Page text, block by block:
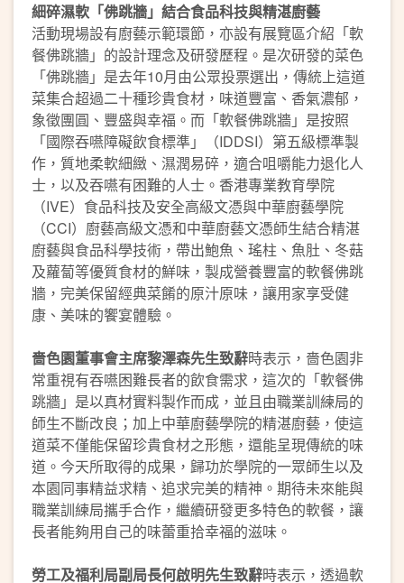
細碎濕軟「佛跳牆」結合食品科技與精湛廚藝
活動現場設有廚藝示範環節，亦設有展覽區介紹「軟
餐佛跳牆」的設計理念及研發歷程。是次研發的菜色
「佛跳牆」是去年10月由公眾投票選出，傳統上這道
菜集合超過二十種珍貴食材，味道豐富、香氣濃郁，
象徵團圓、豐盛與幸福。而「軟餐佛跳牆」是按照
「國際吞嚥障礙飲食標準」（IDDSI）第五級標準製
作，質地柔軟細緻、濕潤易碎，適合咀嚼能力退化人
士，以及吞嚥有困難的人士。香港專業教育學院
（IVE）食品科技及安全高級文憑與中華廚藝學院
（CCI）廚藝高級文憑和中華廚藝文憑師生結合精湛
廚藝與食品科學技術，帶出鮑魚、瑤柱、魚肚、冬菇
及蘿蔔等優質食材的鮮味，製成營養豐富的軟餐佛跳
牆，完美保留經典菜餚的原汁原味，讓用家享受健
康、美味的饗宴體驗。
嗇色園董事會主席黎澤森先生致辭時表示，嗇色園非
常重視有吞嚥困難長者的飲食需求，這次的「軟餐佛
跳牆」是以真材實料製作而成，並且由職業訓練局的
師生不斷改良；加上中華廚藝學院的精湛廚藝，使這
道菜不僅能保留珍貴食材之形態，還能呈現傳統的味
道。今天所取得的成果，歸功於學院的一眾師生以及
本園同事精益求精、追求完美的精神。期待未來能與
職業訓練局攜手合作，繼續研發更多特色的軟餐，讓
長者能夠用自己的味蕾重拾幸福的滋味。
勞工及福利局副局長何啟明先生致辭時表示，透過軟